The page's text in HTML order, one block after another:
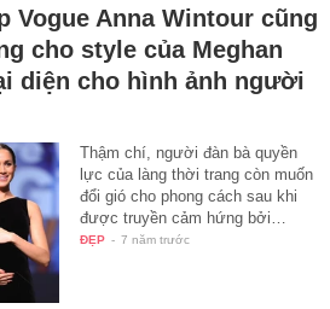
Vogue Anna Wintour cũng
cho style của Meghan
diện cho hình ảnh người
Thậm chí, người đàn bà quyền
lực của làng thời trang còn muốn
đổi gió cho phong cách sau khi
được truyền cảm hứng bởi…
ĐẸP - 7 năm trước